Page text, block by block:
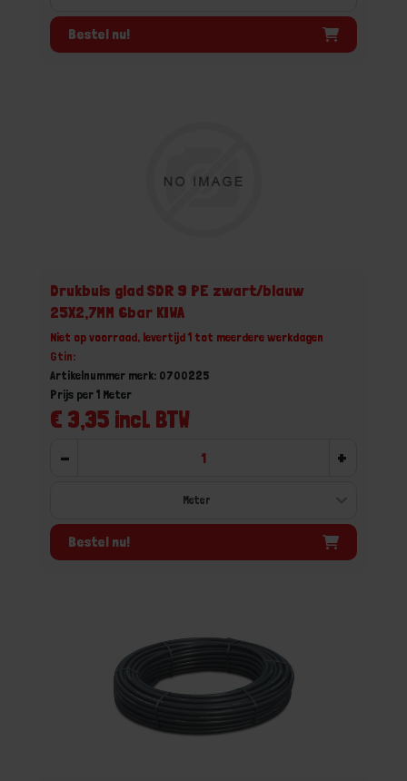
Bestel nu!
Drukbuis glad SDR 9 PE zwart/blauw
25X2,7MM 6bar KIWA
Niet op voorraad, levertijd 1 tot meerdere werkdagen
Gtin:
Artikelnummer merk: 0700225
€ 3,35 incl. BTW
Prijs per 1 Meter
- +
Bestel nu!